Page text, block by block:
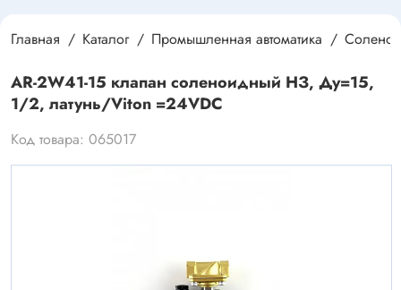
Главная Каталог Промышленная автоматика
AR-2W41-15 клапан соленоидный НЗ, Ду=15,
1/2, латунь/Viton =24VDC
Код товара: 065017